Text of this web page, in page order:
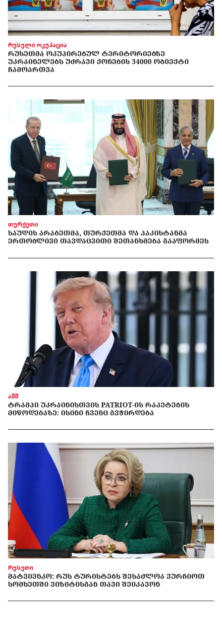
რუსული ოკუპაცია
ᲠᲣᲡᲔᲗᲛᲐ ᲝᲙᲣᲞᲘᲠᲔᲑᲣᲚ ᲢᲔᲠᲘᲢᲝᲠᲘᲔᲑᲖᲔ
ᲣᲙᲠᲐᲘᲜᲔᲚᲔᲑᲡ ᲣᲫᲠᲐᲕᲘ ᲥᲝᲜᲔᲑᲘᲡ 34000 ᲝᲑᲘᲔᲥᲢᲘ
ᲩᲐᲛᲝᲐᲠᲗᲕᲐ
თურქეთი
ᲡᲐᲣᲓᲘᲡ ᲐᲠᲐᲑᲔᲗᲛᲐ, ᲗᲣᲠᲥᲔᲗᲛᲐ ᲓᲐ ᲞᲐᲙᲘᲡᲢᲐᲜᲛᲐ
ᲔᲠᲗᲝᲑᲚᲘᲕᲘ ᲗᲐᲕᲓᲐᲪᲕᲘᲗᲘ ᲨᲔᲗᲐᲜᲮᲛᲔᲑᲐ ᲒᲐᲐᲤᲝᲠᲛᲔᲡ
აშშ
ᲢᲠᲐᲛᲞᲘ ᲣᲙᲠᲐᲘᲜᲘᲡᲗᲕᲘᲡ PATRIOT-ᲘᲡ ᲠᲐᲙᲔᲢᲔᲑᲘᲡ
ᲛᲘᲬᲝᲓᲔᲑᲐᲖᲔ: ᲘᲡᲘᲜᲘ ᲩᲕᲔᲜᲪ ᲒᲕᲭᲘᲠᲓᲔᲑᲐ
რუსეთი
ᲛᲐᲢᲕᲘᲔᲜᲙᲝ: ᲠᲣᲡ ᲢᲣᲠᲘᲡᲢᲔᲑᲡ ᲨᲔᲡᲐᲫᲚᲝᲐ ᲕᲣᲠᲩᲘᲝᲗ
ᲡᲝᲛᲮᲔᲗᲨᲘ ᲕᲘᲖᲘᲢᲘᲡᲒᲐᲜ ᲗᲐᲕᲘ ᲨᲔᲘᲙᲐᲕᲝᲜ